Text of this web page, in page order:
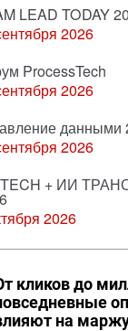
LEAD TODAY
2026
ProcessTech
2026
данными
2026
TECH + ИИ
2026
кликов до
на